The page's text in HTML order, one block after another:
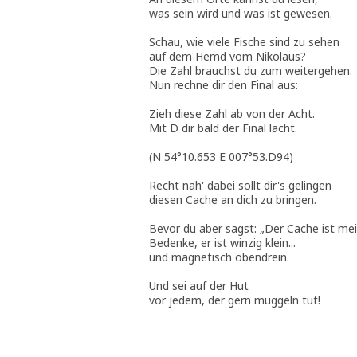
was sein wird und was ist gewesen.
Schau, wie viele Fische sind zu sehen
auf dem Hemd vom Nikolaus?
Die Zahl brauchst du zum weitergehen.
Nun rechne dir den Final aus:
Zieh diese Zahl ab von der Acht.
Mit D dir bald der Final lacht.
(N 54°10.653 E 007°53.D94)
Recht nah' dabei sollt dir's gelingen
diesen Cache an dich zu bringen.
Bevor du aber sagst: „Der Cache ist
Bedenke, er ist winzig klein...
und magnetisch obendrein.
Und sei auf der Hut
vor jedem, der gern muggeln tut!